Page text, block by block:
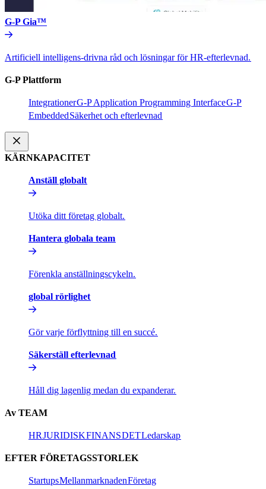
G-P Gia™​​
Artificiell intelligens-drivna råd och lösningar för HR-efterlevnad.​​
G-P Plattform​​
Integrationer​​G-P Application Programming Interface​​G-P
Embedded​​Säkerhet och efterlevnad​​
KÄRNKAPACITET​​
Anställ globalt​​
Utöka ditt företag globalt.​​
Hantera globala team​​
Förenkla anställningscykeln.​​
global rörlighet​​
Gör varje förflyttning till en succé.​​
Säkerställ efterlevnad​​
Håll dig lagenlig medan du expanderar.​​
Av TEAM​​
HR​​JURIDISK​​FINANS​​DET​​Ledarskap​​
EFTER FÖRETAGSSTORLEK​​
Startups​​Mellanmarknaden​​Företag​​